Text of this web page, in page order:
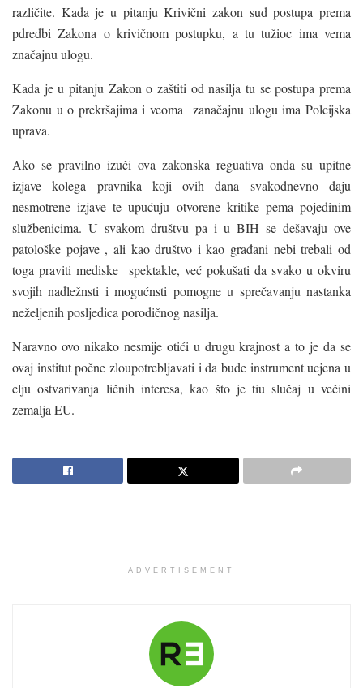
različite. Kada je u pitanju Krivični zakon sud postupa prema
pdredbi Zakona o krivičnom postupku, a tu tužioc ima vema
značajnu ulogu.
Kada je u pitanju Zakon o zaštiti od nasilja tu se postupa prema
Zakonu u o prekršajima i veoma zanačajnu ulogu ima Polcijska
uprava.
Ako se pravilno izuči ova zakonska reguativa onda su upitne
izjave kolega pravnika koji ovih dana svakodnevno daju
nesmotrene izjave te upućuju otvorene kritike pema pojedinim
službenicima. U svakom društvu pa i u BIH se dešavaju ove
patološke pojave , ali kao društvo i kao građani nebi trebali od
toga praviti mediske spektakle, već pokušati da svako u okviru
svojih nadležnsti i mogućnsti pomogne u sprečavanju nastanka
neželjenih posljedica porodičnog nasilja.
Naravno ovo nikako nesmije otići u drugu krajnost a to je da se
ovaj institut počne zloupotrebljavati i da bude instrument ucjena u
clju ostvarivanja ličnih interesa, kao što je tiu slučaj u večini
zemalja EU.
ADVERTISEMENT